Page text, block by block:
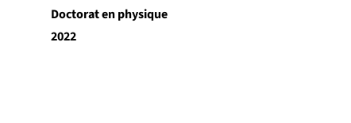
Doctorat en physique
2022